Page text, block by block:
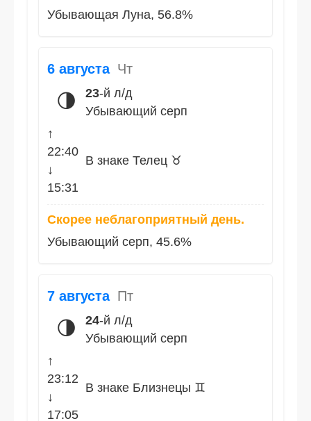
Убывающая Луна, 56.8%
6 августа Чт
🌗 23-й л/д
Убывающий серп
↑
22:40
↓
15:31
В знаке Телец ♉
Скорее неблагоприятный день.
Убывающий серп, 45.6%
7 августа Пт
🌗 24-й л/д
Убывающий серп
↑
23:12
↓
17:05
В знаке Близнецы ♊